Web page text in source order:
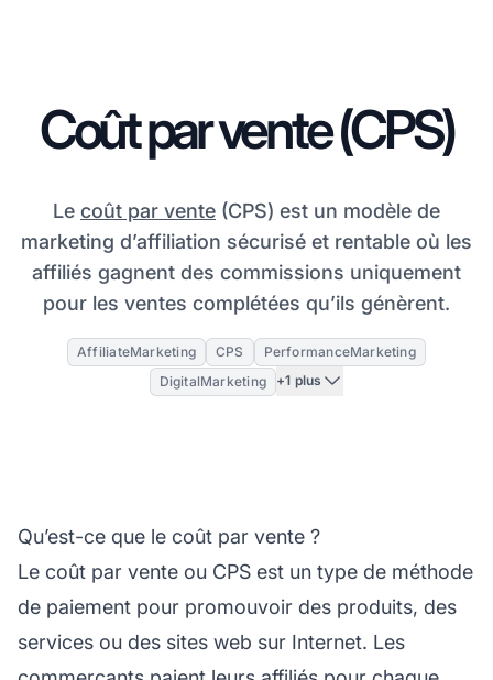
Coût par vente (CPS)
Le coût par vente (CPS) est un modèle de
marketing d’affiliation sécurisé et rentable où les
affiliés gagnent des commissions uniquement
pour les ventes complétées qu’ils génèrent.
AffiliateMarketing CPS
PerformanceMarketing
DigitalMarketing
+1 plus
Qu’est-ce que le coût par vente ?
Le coût par vente ou CPS est un type de méthode
de paiement pour promouvoir des produits, des
services ou des sites web sur Internet. Les